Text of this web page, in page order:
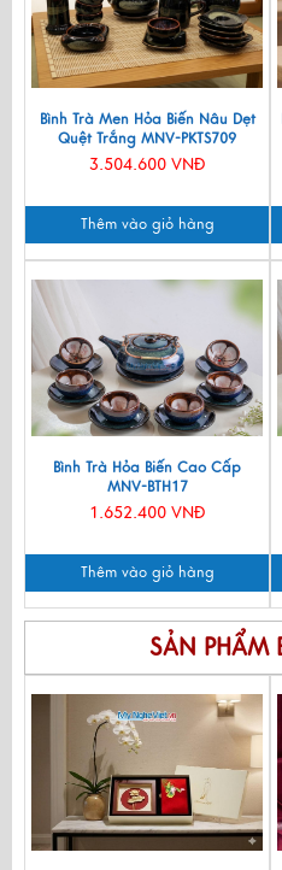
Bình Trà Men Hỏa Biến Nâu Dẹt
Quệt Trắng MNV-PKTS709
3.504.600 VNĐ
Thêm vào giỏ hàng
Bình Trà Hỏa Biến Cao Cấp
MNV-BTH17
1.652.400 VNĐ
Thêm vào giỏ hàng
SẢN PHẨM